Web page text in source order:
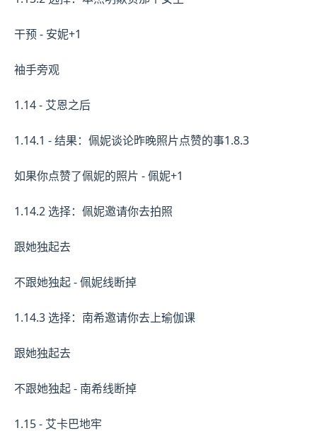
干预 - 安妮+1
袖手旁观
1.14 - 艾恩之后
1.14.1 - 结果：佩妮谈论昨晚照片点赞的事1.8.3
如果你点赞了佩妮的照片 - 佩妮+1
1.14.2 选择：佩妮邀请你去拍照
跟她独起去
不跟她独起 - 佩妮线断掉
1.14.3 选择：南希邀请你去上瑜伽课
跟她独起去
不跟她独起 - 南希线断掉
1.15 - 艾卡巴地牢